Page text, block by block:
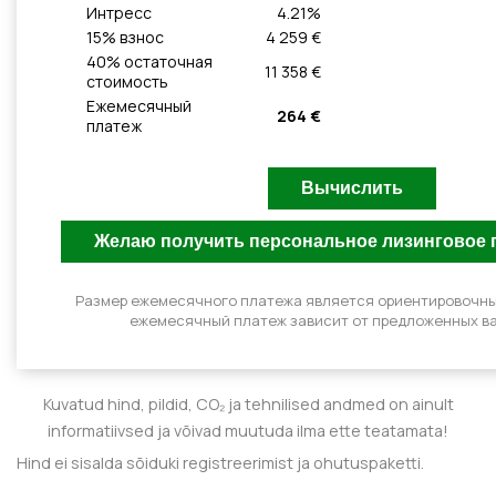
Интресс
4.21%
15% взнос
4 259 €
40% остаточная
стоимость
11 358 €
Ежемесячный
платеж
264 €
Размер ежемесячного платежа является
ежемесячный платеж зависит от предложенных
Kuvatud hind, pildid, CO₂ ja tehnilised andmed on ainult
informatiivsed ja võivad muutuda ilma ette teatamata!
Hind ei sisalda sõiduki registreerimist ja ohutuspaketti.